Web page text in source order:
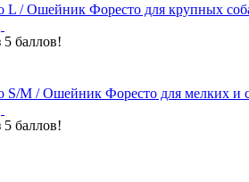
L / Ошейник Форесто для крупных
S/M / Ошейник Форесто для мелких и